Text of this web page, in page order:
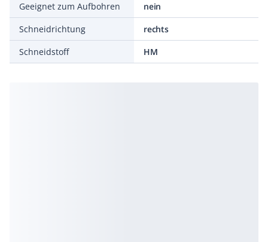
Geeignet zum Aufbohren
nein
Schneidrichtung
rechts
Schneidstoff
HM